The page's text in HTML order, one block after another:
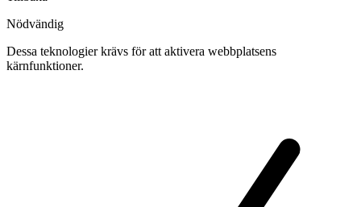
Nödvändig
Dessa teknologier krävs för att aktivera webbplatsens
kärnfunktioner.